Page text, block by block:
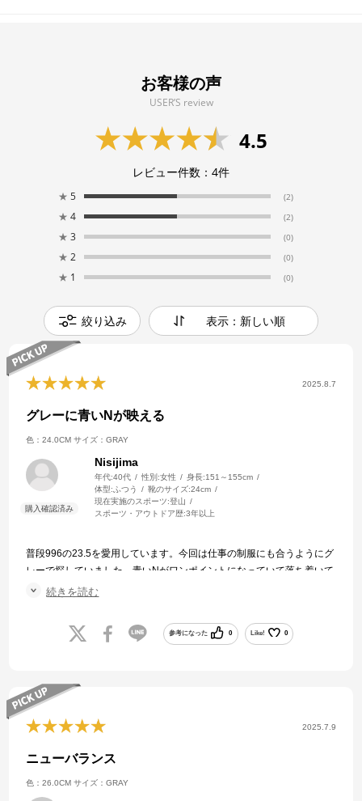
お客様の声
USER’S review
4.5
レビュー件数： 4件
★ 5 (2)
★ 4 (2)
★ 3 (0)
★ 2 (0)
★ 1 (0)
絞り込み 表示：新しい順
2025.8.7
グレーに青いNが映える
色：24.0CM サイズ：GRAY
Nisijima
年代:40代 性別:女性 身長:151～155cm
体型: ふつう 靴のサイズ:24cm
現在実施のスポーツ:登山
スポーツ・アウトドア歴:3年以上
普段996の23.5を愛用しています。今回は仕事の制服にも合うようにグ
レーで探していました。青いNがワンポイントになっていて落ち着いて
いながら大好きなニューバランスを主張して気に入ってます。サイズ
続きを読む
参考になった 0 Like! 0
2025.7.9
ニューバランス
色：26.0CM サイズ：GRAY